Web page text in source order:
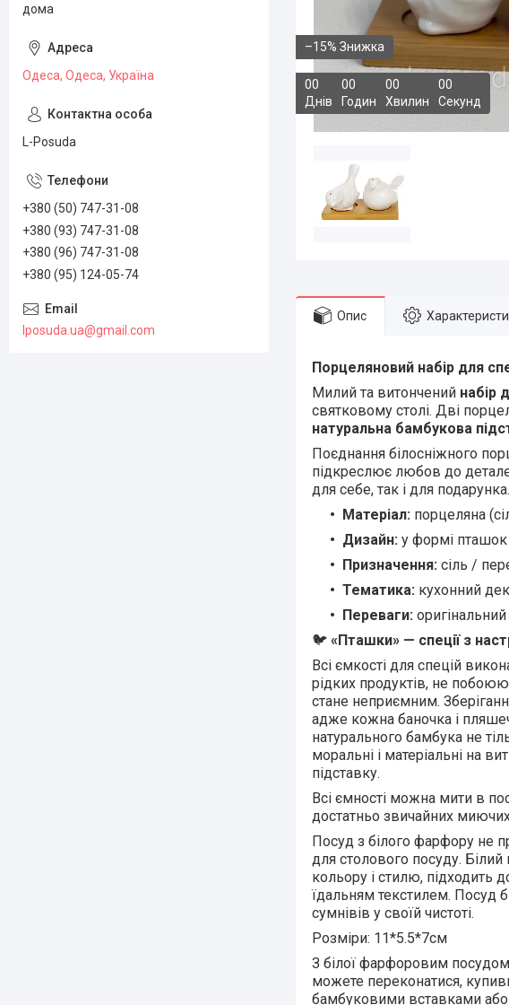
–15%
00
Днів
00
Годин
00
Хвилин
00
Секунд
Опис
Порцеляновий набір для
Милий та витончений набір
святковому столі. Дві
натуральна бамбукова
Поєднання білосніжного
підкреслює любов до
для себе, так і для подарунка.
Матеріал: порцеляна
Дизайн: у формі пташок
Призначення: сіль /
Тематика: кухонний
Переваги:
🐦 «Пташки» — спеції з
Всі ємкості для спецій
рідких продуктів, не
стане неприємним.
адже кожна баночка і
натурального бамбука не
моральні і матеріальні на
підставку.
Всі ємності можна мити в
достатньо звичайних миючих
Посуд з білого фарфору не
для столового посуду.
кольору і стилю, підходить
їдальням текстилем. Посуд
сумнівів у своїй чистоті.
Розміри: 11*5.5*7см
З білої фарфоровим посудом
можете переконатися,
бамбуковими вставками або
дома
Одеса, Одеса, Україна
L-Posuda
+380 (50) 747-31-08
+380 (93) 747-31-08
+380 (96) 747-31-08
+380 (95) 124-05-74
lposuda.ua@gmail.com